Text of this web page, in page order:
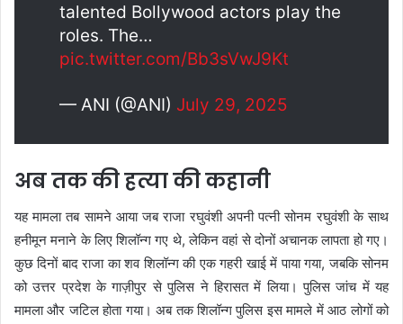
talented Bollywood actors play the
roles. The…
pic.twitter.com/Bb3sVwJ9Kt
— ANI (@ANI) July 29, 2025
अब तक की हत्या की कहानी
यह मामला तब सामने आया जब राजा रघुवंशी अपनी पत्नी सोनम रघुवंशी के साथ
हनीमून मनाने के लिए शिलॉन्ग गए थे, लेकिन वहां से दोनों अचानक लापता हो गए।
कुछ दिनों बाद राजा का शव शिलॉन्ग की एक गहरी खाई में पाया गया, जबकि सोनम
को उत्तर प्रदेश के गाज़ीपुर से पुलिस ने हिरासत में लिया। पुलिस जांच में यह
मामला और जटिल होता गया। अब तक शिलॉन्ग पुलिस इस मामले में आठ लोगों को